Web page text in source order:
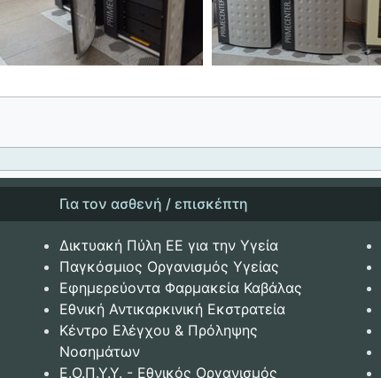
Για τον ασθενή / επισκέπτη
Δικτυακή Πύλη ΕΕ για την Υγεία
Παγκόσμιος Οργανισμός Υγείας
Εφημερεύοντα Φαρμακεία Καβάλας
Εθνική Αντικαρκινική Εκστρατεία
Κέντρο Ελέγχου & Πρόληψης
Νοσημάτων
Ε.Ο.Π.Υ.Υ. - Εθνικός Οργανισμός